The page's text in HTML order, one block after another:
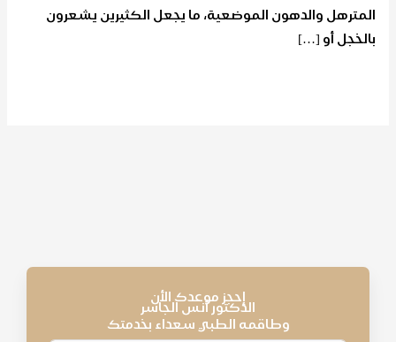
المترهل والدهون الموضعية، ما يجعل الكثيرين يشعرون
بالخجل أو […]
إحجز موعدك الأن
الدكتور أنس الجاسر
وطاقمه الطبي سعداء بخدمتك